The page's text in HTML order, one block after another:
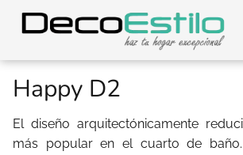
Happy D2
El diseño arquitectónicamente
más popular en el cuarto de